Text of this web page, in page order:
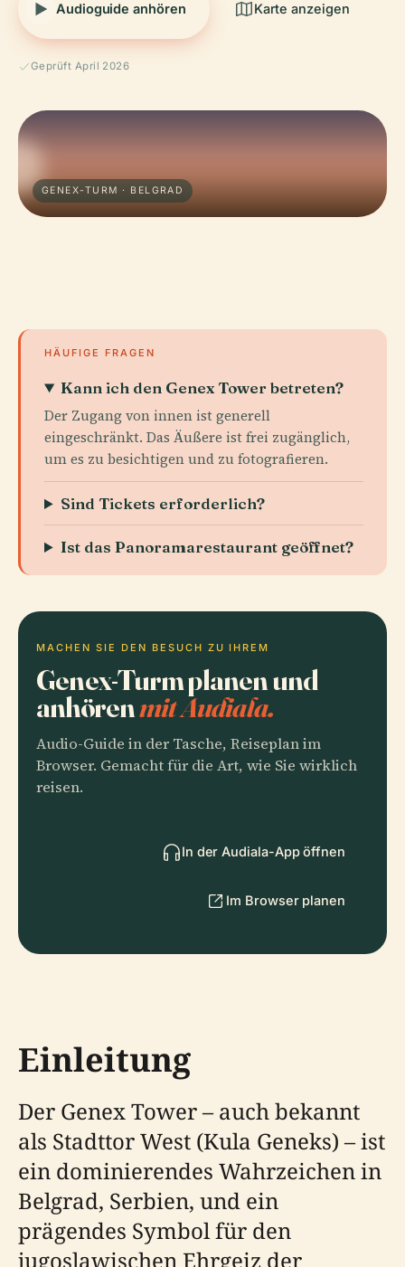
Audioguide anhören Karte anzeigen
Geprüft April 2026
GENEX-TURM · BELGRAD
HÄUFIGE FRAGEN
Kann ich den Genex Tower betreten?
Der Zugang von innen ist generell
eingeschränkt. Das Äußere ist frei zugänglich,
um es zu besichtigen und zu fotografieren.
Sind Tickets erforderlich?
Ist das Panoramarestaurant geöffnet?
MACHEN SIE DEN BESUCH ZU IHREM
Genex-Turm planen und
anhörenmit Audiala.
Audio-Guide in der Tasche, Reiseplan im
Browser. Gemacht für die Art, wie Sie wirklich
reisen.
In der Audiala-App öffnen
Im Browser planen
Einleitung
Der Genex Tower – auch bekannt
als Stadttor West (Kula Geneks) – ist
ein dominierendes Wahrzeichen in
Belgrad, Serbien, und ein
prägendes Symbol für den
jugoslawischen Ehrgeiz der